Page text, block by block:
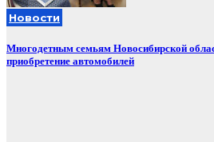
Новости
Многодетным семьям Новосибирской
приобретение автомобилей